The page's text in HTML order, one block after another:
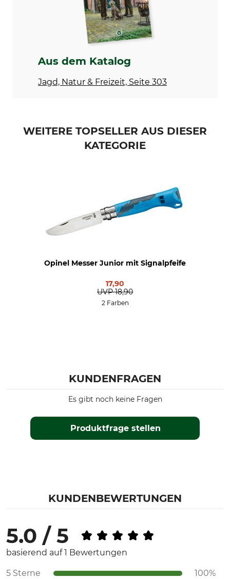
Aus dem Katalog
Jagd, Natur & Freizeit, Seite 303
WEITERE TOPSELLER AUS DIESER
KATEGORIE
Opinel Messer Junior mit Signalpfeife
17,90
UVP 18,90
2 Farben
KUNDENFRAGEN
Produktfrage stellen
Es gibt noch keine Fragen
KUNDENBEWERTUNGEN
5.0 / 5
basierend auf 1 Bewertungen
5 Sterne
100%